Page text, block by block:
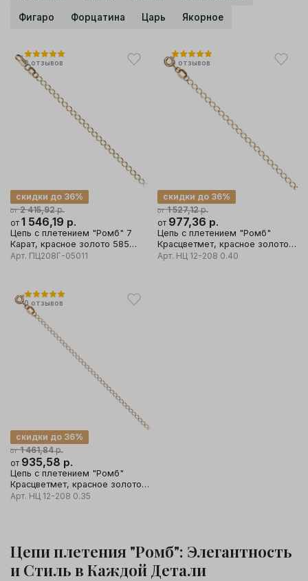
Фигаро Форцатина Царь Якорное
0 отзывов
от 2 415,92р.
скидки до 36%
от 1 546,19 р.
Цепь с плетением "Ромб" 7
Карат, красное золото 585
проба
Арт. ПЦ208Г-05011
0 отзывов
от 1 527,12р.
скидки до 36%
от 977,36 р.
Цепь с плетением "Ромб"
Красцветмет, красное золото
585 проба
Арт. НЦ 12-208 0.40
0 отзывов
от 1 461,84р.
скидки до 36%
от 935,58 р.
Цепь с плетением "Ромб"
Красцветмет, красное золото
585 проба
Арт. НЦ 12-208 0.35
Цепи плетения "Ромб": Элегантность
и Стиль в Каждой Детали